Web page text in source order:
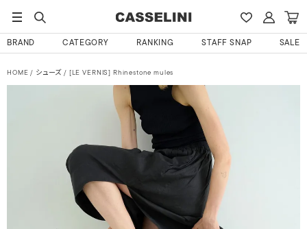
BRAND CATEGORY RANKING STAFF SNAP SALE
HOME シューズ [LE VERNIS] Rhinestone mules